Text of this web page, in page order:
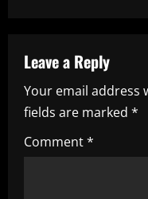
a
v
i
g
Leave a Reply
Your email address
fields are marked *
Comment*